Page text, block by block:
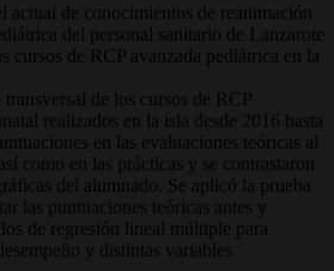
de conocimientos de reanimación
del personal sanitario de Lanzarote
cursos de RCP avanzada pediátrica en la
de los cursos de RCP
realizados en la isla desde 2016 hasta
en las evaluaciones teóricas al
como en las prácticas y se contrastaron
del alumnado. Se aplicó la prueba
las puntuaciones teóricas antes y
de regresión lineal múltiple para
y distintas variables